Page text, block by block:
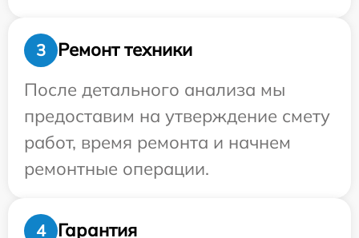
3
Ремонт техники
После детального анализа мы
предоставим на утверждение смету
работ, время ремонта и начнем
ремонтные операции.
4 Гарантия